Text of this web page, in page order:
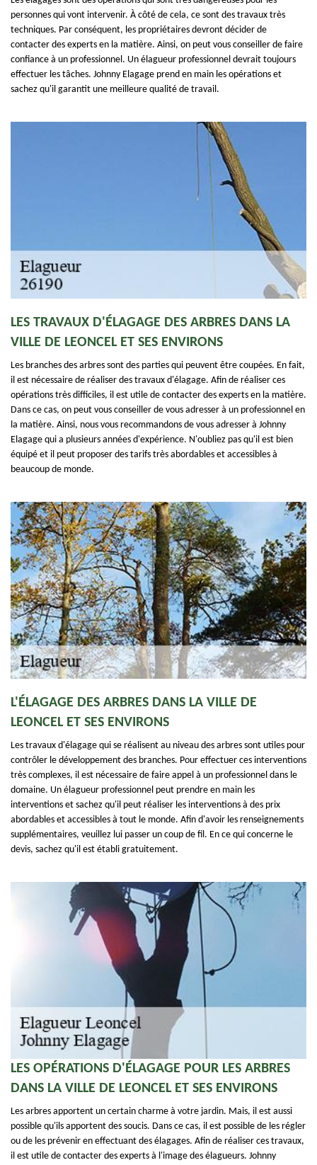
personnes qui vont intervenir. À côté de cela, ce sont des travaux très
techniques. Par conséquent, les propriétaires devront décider de
contacter des experts en la matière. Ainsi, on peut vous conseiller de faire
confiance à un professionnel. Un élagueur professionnel devrait toujours
effectuer les tâches. Johnny Elagage prend en main les opérations et
sachez qu'il garantit une meilleure qualité de travail.
LES TRAVAUX D'ÉLAGAGE DES ARBRES DANS LA
VILLE DE LEONCEL ET SES ENVIRONS
Les branches des arbres sont des parties qui peuvent être coupées. En fait,
il est nécessaire de réaliser des travaux d'élagage. Afin de réaliser ces
opérations très difficiles, il est utile de contacter des experts en la matière.
Dans ce cas, on peut vous conseiller de vous adresser à un professionnel en
la matière. Ainsi, nous vous recommandons de vous adresser à Johnny
Elagage qui a plusieurs années d'expérience. N'oubliez pas qu'il est bien
équipé et il peut proposer des tarifs très abordables et accessibles à
beaucoup de monde.
L'ÉLAGAGE DES ARBRES DANS LA VILLE DE
LEONCEL ET SES ENVIRONS
Les travaux d'élagage qui se réalisent au niveau des arbres sont utiles pour
contrôler le développement des branches. Pour effectuer ces interventions
très complexes, il est nécessaire de faire appel à un professionnel dans le
domaine. Un élagueur professionnel peut prendre en main les
interventions et sachez qu'il peut réaliser les interventions à des prix
abordables et accessibles à tout le monde. Afin d'avoir les renseignements
supplémentaires, veuillez lui passer un coup de fil. En ce qui concerne le
devis, sachez qu'il est établi gratuitement.
LES OPÉRATIONS D'ÉLAGAGE POUR LES ARBRES
DANS LA VILLE DE LEONCEL ET SES ENVIRONS
Les arbres apportent un certain charme à votre jardin. Mais, il est aussi
possible qu'ils apportent des soucis. Dans ce cas, il est possible de les régler
ou de les prévenir en effectuant des élagages. Afin de réaliser ces travaux,
il est utile de contacter des experts à l'image des élagueurs. Johnny